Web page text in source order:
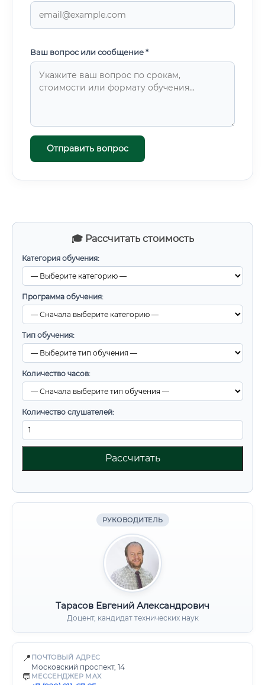
🎓 Рассчитать стоимость
Категория обучения:
Программа обучения:
Тип обучения:
Количество часов:
Количество слушателей:
Рассчитать
РУКОВОДИТЕЛЬ
Тарасов Евгений Александрович
Доцент, кандидат технических наук
📍 ПОЧТОВЫЙ АДРЕС
Московский проспект, 14
💬 МЕССЕНДЖЕР MAX
Ваш вопрос или сообщение *
Отправить вопрос